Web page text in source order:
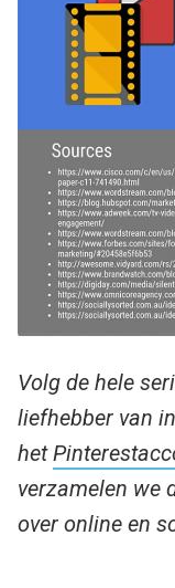
Volg de hele
liefhebber van
het
verzamelen we
over online en